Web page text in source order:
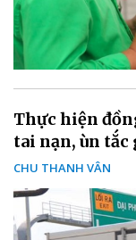
Thực hiện
tai nạn, ùn
CHU THANH VÂN